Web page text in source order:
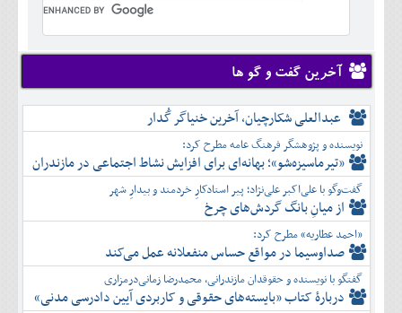
دی
بهمن
اسفند
آبان
آذر
دی
بهمن
اسفند
شهريور
مهر
آبان
آذر
دی
بهمن
اسفند
تير
مرداد
شهريور
مهر
آبان
آذر
دی
بهمن
اسفند
آخرین گفت و گو ها
عبدالعلی شکارچیان، آخرین خنیاگر گُدار
نویسنده و پژوهشگر فرهنگ عامه مطرح کرد:
«تیرماسیزه‌شو»؛ بهانه‌ای برای افزایش نشاط اجتماعی در مازندران
گفت‌وگو با علی‌اکبر علی‌نژاد؛ پیر استادکارِ خردمند و بیدارِ شهر
از میانِ بانگ گردش‌های چرخ
«احمد عطاریه» مطرح کرد:
صداوسیما در مواقع حساس منفعلانه عمل می‌کند
گفتگو با نویسنده و حقوقدان مازندرانی، محمدرضا زمانی‌درمزاری
دربارۀ کتاب ”بایسته‌های حقوقی و کاربردی آیین دادرسی مدنی»